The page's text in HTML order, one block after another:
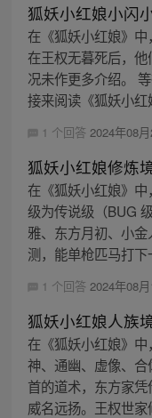
狐妖小红娘小闪
在《狐妖小红娘》中
在王权无暮死后，
况未作更多介绍。
接来阅读《狐妖小红
1 个回答 2024年08
狐妖小红娘修炼
在《狐妖小红娘》
级为传说级（BUG
雅、东方月初、小
测，能单枪匹马打
1 个回答 2024年08
狐妖小红娘人族
在《狐妖小红娘》
神、通幽、虚像、
首的道术，东方家
威名远扬。王权世家